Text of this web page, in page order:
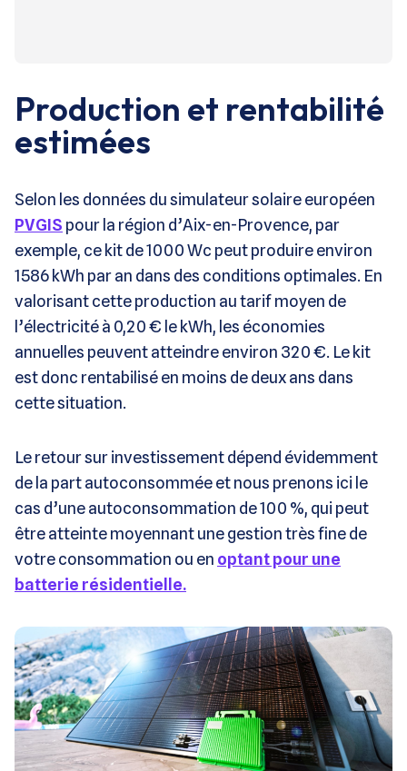
Production et rentabilité
estimées
Selon les données du simulateur solaire européen
PVGIS pour la région d’Aix-en-Provence, par
exemple, ce kit de 1000 Wc peut produire environ
1586 kWh par an dans des conditions optimales. En
valorisant cette production au tarif moyen de
l’électricité à 0,20 € le kWh, les économies
annuelles peuvent atteindre environ 320 €. Le kit
est donc rentabilisé en moins de deux ans dans
cette situation.
Le retour sur investissement dépend évidemment
de la part autoconsommée et nous prenons ici le
cas d’une autoconsommation de 100 %, qui peut
être atteinte moyennant une gestion très fine de
votre consommation ou en optant pour une
batterie résidentielle.